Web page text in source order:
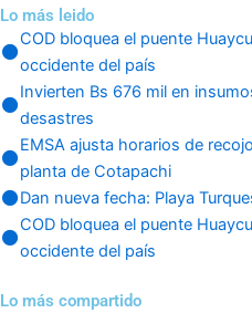
Lo más leido
COD bloquea el puente
occidente del país
Invierten Bs 676 mil en
desastres
EMSA ajusta horarios de
planta de Cotapachi
Dan nueva fecha: Playa
COD bloquea el puente
occidente del país
Lo más compartido